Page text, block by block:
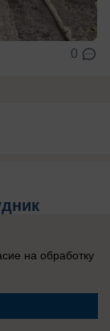
0
с
на обработку